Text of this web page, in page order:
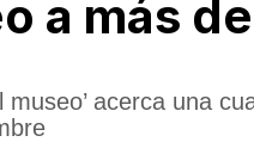
a más
museo’ acerca una